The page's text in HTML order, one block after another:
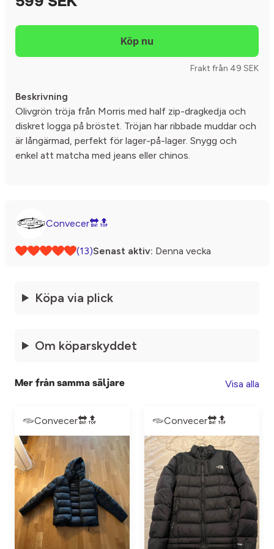
Frakt från 49 SEK
Beskrivning
Olivgrön tröja från Morris med half zip-dragkedja och
diskret logga på bröstet. Tröjan har ribbade muddar och
är långärmad, perfekt för lager-på-lager. Snygg och
enkel att matcha med jeans eller chinos.
Convecer🔛🔝
(13)Senast aktiv: Denna vecka
Köpa via plick
Om köparskyddet
Mer från samma säljare Visa alla
Convecer🔛🔝 Convecer🔛🔝